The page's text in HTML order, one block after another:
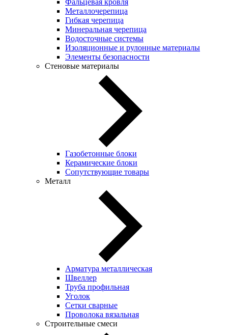
Металлочерепица
Гибкая черепица
Минеральная черепица
Водосточные системы
Изоляционные и рулонные материалы
Элементы безопасности
Стеновые материалы
Газобетонные блоки
Керамические блоки
Сопутствующие товары
Металл
Арматура металлическая
Швеллер
Труба профильная
Уголок
Сетки сварные
Проволока вязальная
Строительные смеси